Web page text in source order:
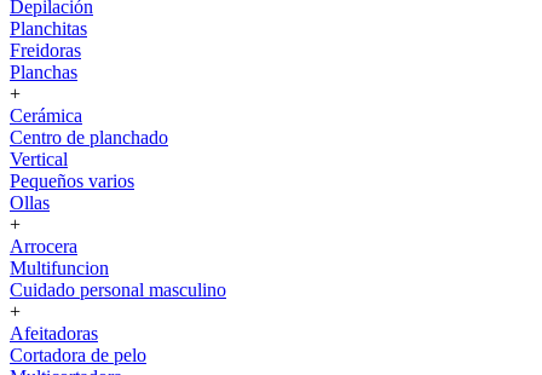
Depilación
Planchitas
Freidoras
Planchas
+
Cerámica
Centro de planchado
Vertical
Pequeños varios
Ollas
+
Arrocera
Multifuncion
Cuidado personal masculino
+
Afeitadoras
Cortadora de pelo